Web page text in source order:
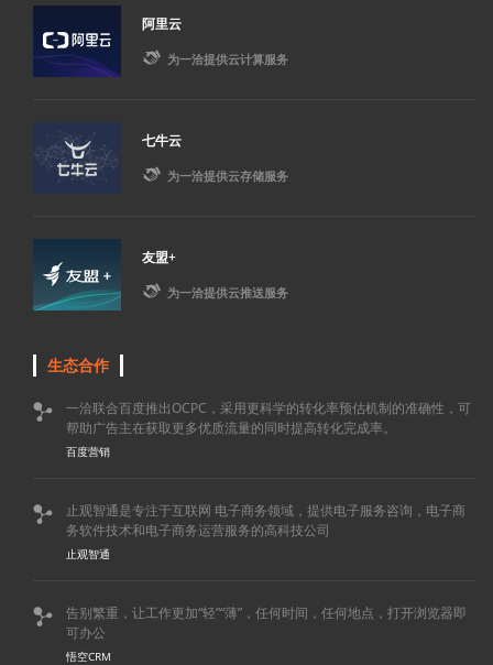
阿里云
 为一洽提供云计算服务
七牛云
 为一洽提供云存储服务
友盟+
 为一洽提供云推送服务
生态合作

一洽联合百度推出OCPC，采用更科学的转化率预估机制的准确性，可
帮助广告主在获取更多优质流量的同时提高转化完成率。
百度营销

止观智通是专注于互联网 电子商务领域，提供电子服务咨询，电子商
务软件技术和电子商务运营服务的高科技公司
止观智通

告别繁重，让工作更加“轻”“薄”，任何时间，任何地点，打开浏览器即
可办公
悟空CRM